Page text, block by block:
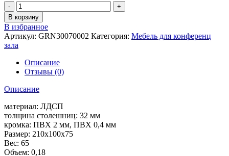
Количество
товара
Стол
для
переговоров
Grand
В корзину
В избранное
Артикул: GRN30070002 Категория: Мебель для конференц
зала
Описание
Отзывы (0)
Описание
материал: ЛДСП
толщина столешниц: 32 мм
кромка: ПВХ 2 мм, ПВХ 0,4 мм
Размер: 210x100x75
Вес: 65
Объем: 0,18